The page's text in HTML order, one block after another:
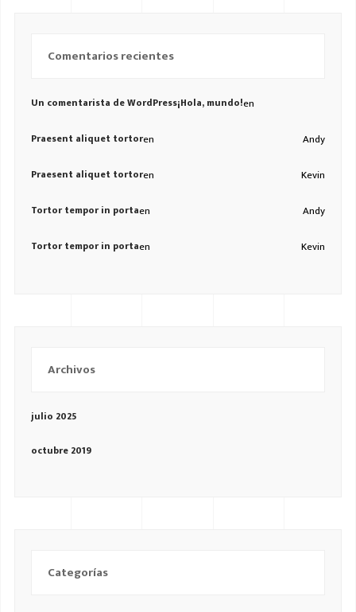
Comentarios recientes
Un comentarista de WordPress en
¡Hola, mundo!
Andy
en
Praesent aliquet tortor
Kevin
en
Praesent aliquet tortor
Andy
en
Tortor tempor in porta
Kevin
en
Tortor tempor in porta
Archivos
julio 2025
octubre 2019
Categorías